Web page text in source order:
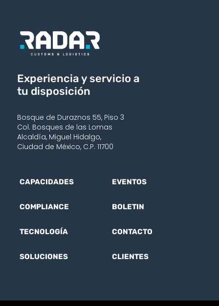
Experiencia y servicio a
tu disposición
Bosque de Duraznos 55, Piso 3
Col. Bosques de las Lomas
Alcaldía, Miguel Hidalgo,
Ciudad de México, C.P. 11700
CAPACIDADES
COMPLIANCE
TECNOLOGÍA
SOLUCIONES
EVENTOS
BOLETIN
CONTACTO
CLIENTES